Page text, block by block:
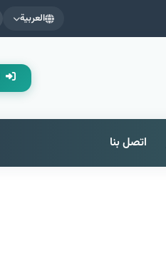
العربية
اتصل بنا